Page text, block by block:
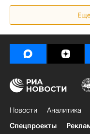
Россия
Новости Аналитика
Спецпроекты